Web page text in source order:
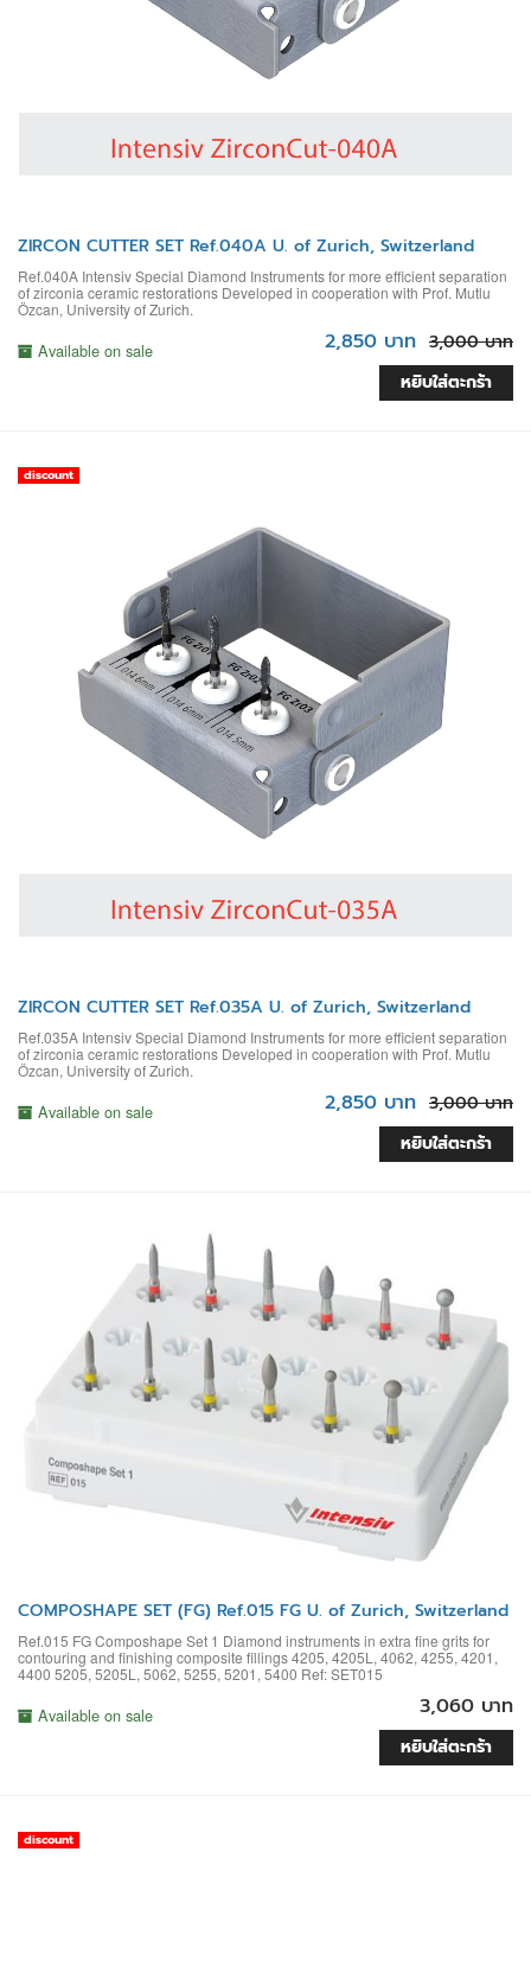
ZIRCON CUTTER SET Ref.040A U. of Zurich, Switzerland
Ref.040A Intensiv Special Diamond Instruments for more efficient separation
of zirconia ceramic restorations Developed in cooperation with Prof. Mutlu
Özcan, University of Zurich.
Available on sale 2,850 บาท 3,000 บาท
หยิบใส่ตะกร้า
discount
ZIRCON CUTTER SET Ref.035A U. of Zurich, Switzerland
Ref.035A Intensiv Special Diamond Instruments for more efficient separation
of zirconia ceramic restorations Developed in cooperation with Prof. Mutlu
Özcan, University of Zurich.
Available on sale 2,850 บาท 3,000 บาท
หยิบใส่ตะกร้า
COMPOSHAPE SET (FG) Ref.015 FG U. of Zurich, Switzerland
Ref.015 FG Composhape Set 1 Diamond instruments in extra fine grits for
contouring and finishing composite fillings 4205, 4205L, 4062, 4255, 4201,
4400 5205, 5205L, 5062, 5255, 5201, 5400 Ref: SET015
Available on sale 3,060 บาท
หยิบใส่ตะกร้า
discount